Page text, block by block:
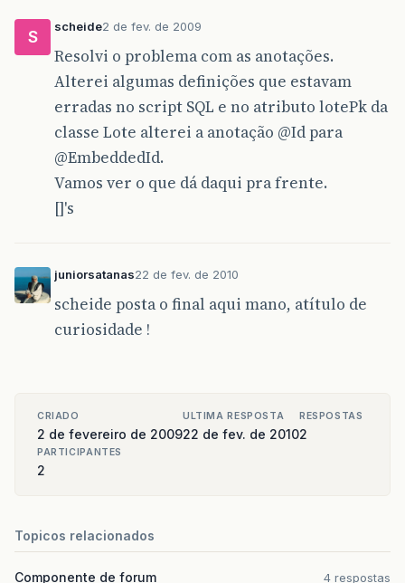
S
scheide2 de fev. de 2009
Resolvi o problema com as anotações.
Alterei algumas definições que estavam
erradas no script SQL e no atributo lotePk da
classe Lote alterei a anotação @Id para
@EmbeddedId.
Vamos ver o que dá daqui pra frente.
[]'s
juniorsatanas22 de fev. de 2010
scheide posta o final aqui mano, atítulo de
curiosidade !
CRIADO
2 de fevereiro de 2009
ULTIMA RESPOSTA
22 de fev. de 2010
RESPOSTAS
2
PARTICIPANTES
2
Topicos relacionados
Componente de forum 4 respostas